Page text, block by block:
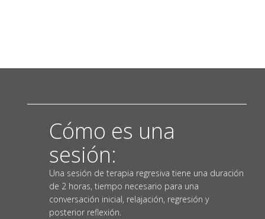
Cómo es una
sesión:
Una sesión de terapia regresiva tiene una duración
de 2 horas, tiempo necesario para una
conversación inicial, relajación, regresión y
posterior reflexión.